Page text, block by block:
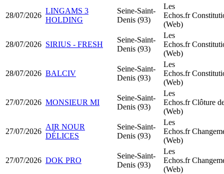
28/07/2026
LINGAMS 3
HOLDING
Seine-Saint-
Denis (93)
Les
Echos.fr
(Web)
28/07/2026 SIRIUS - FRESH
Seine-Saint-
Denis (93)
Les
Echos.fr
(Web)
28/07/2026 BALCIV
Seine-Saint-
Denis (93)
Les
Echos.fr
(Web)
27/07/2026 MONSIEUR MI
Seine-Saint-
Denis (93)
Les
Echos.fr
(Web)
Clôture
27/07/2026
AIR NOUR
DÉLICES
Seine-Saint-
Denis (93)
Les
Echos.fr
(Web)
27/07/2026 DOK PRO
Seine-Saint-
Denis (93)
Les
Echos.fr
(Web)